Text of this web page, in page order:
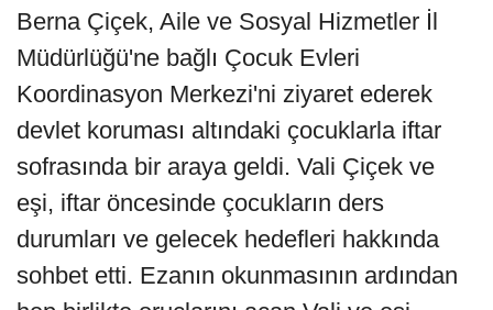
Berna Çiçek, Aile ve Sosyal Hizmetler İl
Müdürlüğü'ne bağlı Çocuk Evleri
Koordinasyon Merkezi'ni ziyaret ederek
devlet koruması altındaki çocuklarla iftar
sofrasında bir araya geldi. Vali Çiçek ve
eşi, iftar öncesinde çocukların ders
durumları ve gelecek hedefleri hakkında
sohbet etti. Ezanın okunmasının ardından